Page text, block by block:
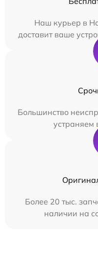
Наш курьер в
доставит ваше
Большинство
устраняем
Более 20 тыс.
наличии на